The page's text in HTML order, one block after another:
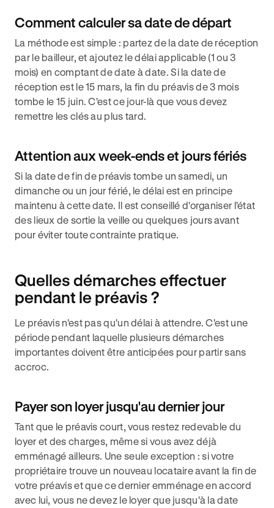
Comment calculer sa date de départ
La méthode est simple : partez de la date de réception
par le bailleur, et ajoutez le délai applicable (1 ou 3
mois) en comptant de date à date. Si la date de
réception est le 15 mars, la fin du préavis de 3 mois
tombe le 15 juin. C'est ce jour-là que vous devez
remettre les clés au plus tard.
Attention aux week-ends et jours fériés
Si la date de fin de préavis tombe un samedi, un
dimanche ou un jour férié, le délai est en principe
maintenu à cette date. Il est conseillé d'organiser l'état
des lieux de sortie la veille ou quelques jours avant
pour éviter toute contrainte pratique.
Quelles démarches effectuer
pendant le préavis ?
Le préavis n'est pas qu'un délai à attendre. C'est une
période pendant laquelle plusieurs démarches
importantes doivent être anticipées pour partir sans
accroc.
Payer son loyer jusqu'au dernier jour
Tant que le préavis court, vous restez redevable du
loyer et des charges, même si vous avez déjà
emménagé ailleurs. Une seule exception : si votre
propriétaire trouve un nouveau locataire avant la fin de
votre préavis et que ce dernier emménage en accord
avec lui, vous ne devez le loyer que jusqu'à la date